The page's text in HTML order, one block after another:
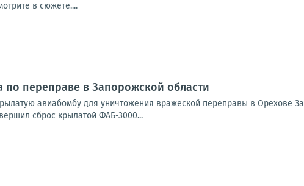
в сюжете....
по переправе в Запорожской области
авиа­бом­бу для уни­что­же­ния вра­же­ской пере­пра­вы в Оре­хо­ве
сброс кры­ла­той ФАБ-3000...